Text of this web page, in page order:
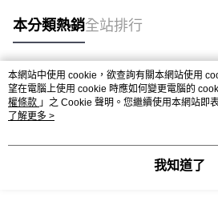
本分類熱銷全站排行
熱門標籤
本網站中使用 cookie，欲查詢有關本網站使用
望在電腦上使用 cookie 時應如何變更電腦的
權條款 」之 Cookie 聲明。您繼續使用本網站即
用條款之 Cookie 聲明使用 cookie。
了解更多 >
我知道了